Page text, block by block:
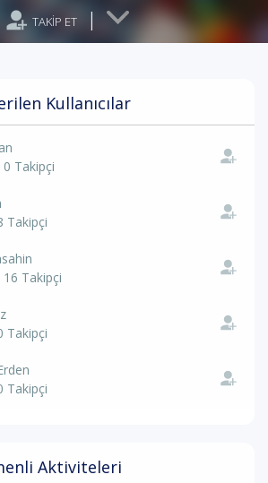
TAKİP ET |
Kullanıcılar
Takipçi
Takipçi
Takipçi
Takipçi
Takipçi
Aktiviteleri